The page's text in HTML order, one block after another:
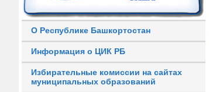
О Республике Башкортостан
Информация о ЦИК РБ
Избирательные комиссии на сайтах
муниципальных образований